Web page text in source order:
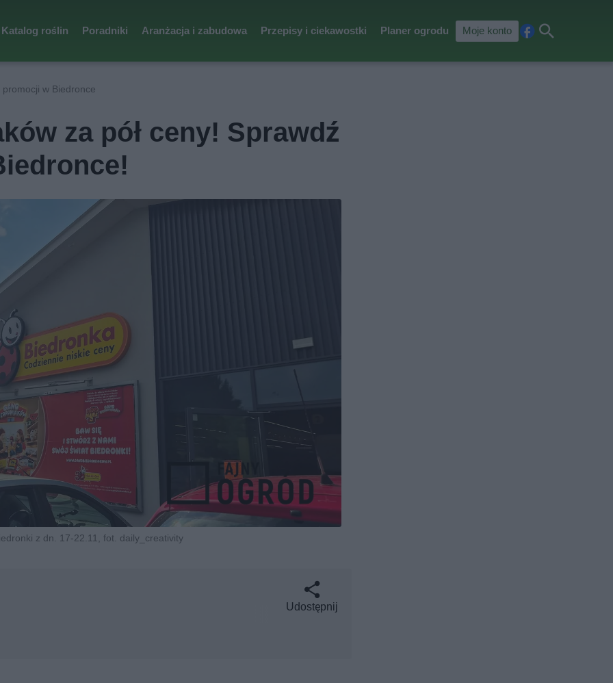
Katalog roślin Poradniki Aranżacja i zabudowa Przepisy i ciekawostki Planer ogrodu Moje konto
cebkaj
w Biedronce
za pół ceny! Sprawdź
z dn. 17-22.11, fot. daily_creativity
Udostępnij